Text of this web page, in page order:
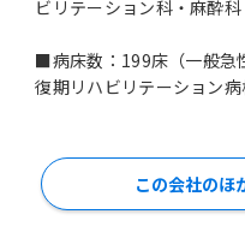
ビリテーション科・麻酔
■病床数：199床（一般急
復期リハビリテーション病
この会社のほ